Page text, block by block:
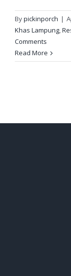
Bypickinporch |
Khas Lampung,
Comments
Read More